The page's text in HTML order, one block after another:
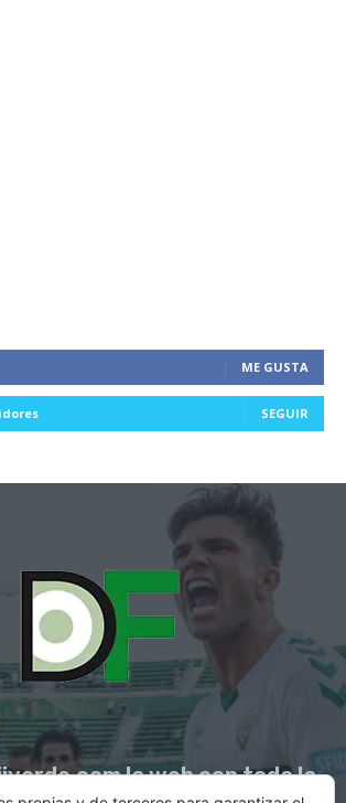
ME GUSTA
SEGUIR
la web con toda la